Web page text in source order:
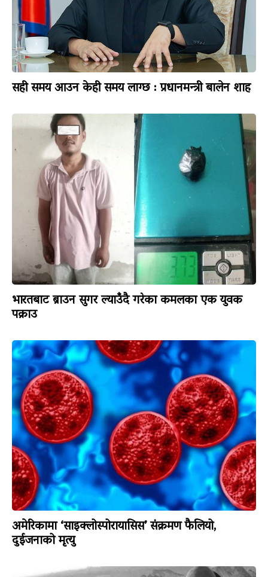
सही समय आउन केही समय लाग्छ : प्रधानमन्त्री बालेन शाह
भारतबाट ब्राउन सुगर ल्याउँदै गरेका कमलका एक युवक
पक्राउ
अमेरिकामा ‘साइक्लोस्पोरायासिस’ संक्रमण फैलियो,
दुईजनाको मृत्यु